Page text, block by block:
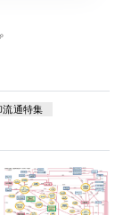
流通特集